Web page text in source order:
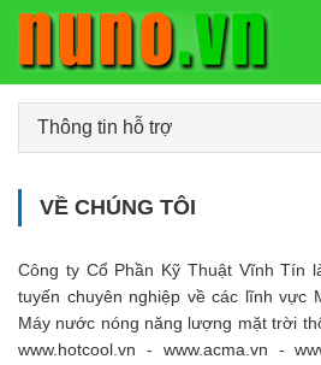
Thông tin hỗ trợ
VỀ CHÚNG TÔI
Công ty Cổ Phần Kỹ Thuật Vĩnh Tín
tuyến chuyên nghiệp về các lĩnh vực
Máy nước nóng năng lượng mặt trời
www.hotcool.vn - www.acma.vn -